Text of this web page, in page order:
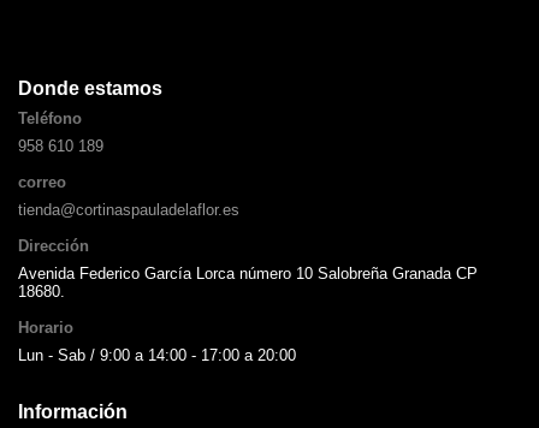
Donde estamos
Teléfono
958 610 189
correo
tienda@cortinaspauladelaflor.es
Dirección
Avenida Federico García Lorca número 10 Salobreña Granada CP
18680.
Horario
Lun - Sab / 9:00 a 14:00 - 17:00 a 20:00
Información